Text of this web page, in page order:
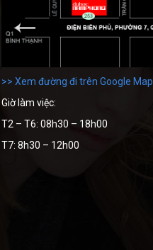
>> Xem đường đi trên Google Map
Giờ làm việc:
T2 – T6: 08h30 – 18h00
T7: 8h30 – 12h00